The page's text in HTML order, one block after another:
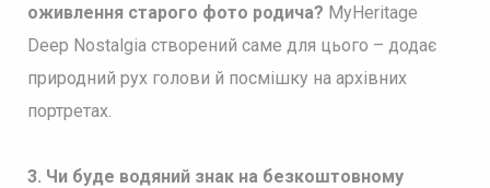
оживлення старого фото родича? MyHeritage
Deep Nostalgia створений саме для цього – додає
природний рух голови й посмішку на архівних
портретах.
3. Чи буде водяний знак на безкоштовному